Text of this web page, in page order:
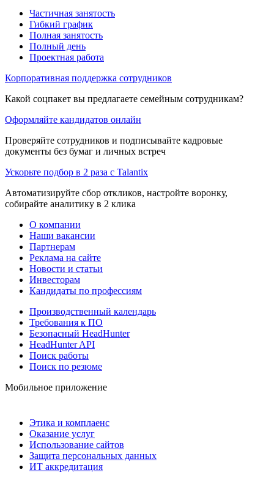
Частичная занятость
Гибкий график
Полная занятость
Полный день
Проектная работа
Корпоративная поддержка сотрудников
Какой соцпакет вы предлагаете семейным сотрудникам?
Оформляйте кандидатов онлайн
Проверяйте сотрудников и подписывайте кадровые
документы без бумаг и личных встреч
Ускорьте подбор в 2 раза с Talantix
Автоматизируйте сбор откликов, настройте воронку,
собирайте аналитику в 2 клика
О компании
Наши вакансии
Партнерам
Реклама на сайте
Новости и статьи
Инвесторам
Кандидаты по профессиям
Производственный календарь
Требования к ПО
Безопасный HeadHunter
HeadHunter API
Поиск работы
Поиск по резюме
Мобильное приложение
Этика и комплаенс
Оказание услуг
Использование сайтов
Защита персональных данных
ИТ аккредитация